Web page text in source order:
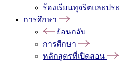
ร้องเรียนทุจริตและป
การศึกษา
ย้อนกลับ
การศึกษา
หลักสูตรที่เปิดสอน